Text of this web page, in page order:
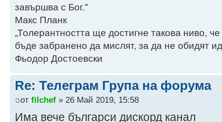
завършва с Бог."
Макс Планк
„Толерантността ще достигне такова ниво,
бъде забранено да мислят, за да не обидят
Фьодор Достоевски
Re: Телеграм Група на форума
от filchef » 26 Май 2019, 15:58
Има вече българси дискорд канал